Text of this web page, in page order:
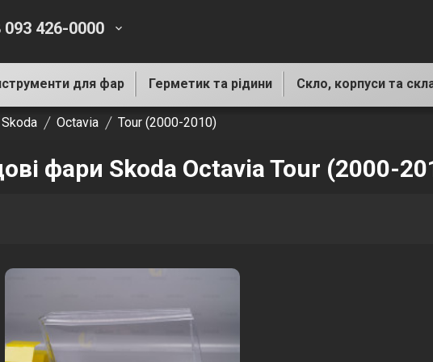
093 426-0000 keyboard_arrow_down
для фар Герметик та рідини Скло, корпуси та
Skoda Octavia Tour (2000-2010)
фари Skoda Octavia Tour (2000-